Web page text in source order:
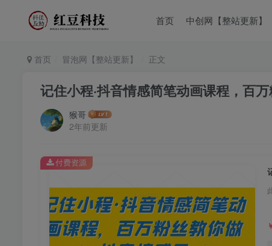
首页 中创网【整站更新】
首页 冒泡网【整站更新】 正文
记住小程·抖音情感简笔动画课程，百
猴哥
2年前更新
付费资源